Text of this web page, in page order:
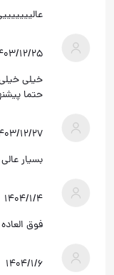
۱۴۰۳/۱۲/
خیلی
حتما
۱۴۰۳/۱۲/
بسیار
۱۴۰۴/۱/۴
فوق العاده ۳ ساعت خنده کامل😂 عاااااالی بود👏👏
۱۴۰۴/۱/۶